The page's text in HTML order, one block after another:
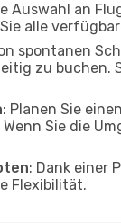
Auswahl an
alle
spontanen
zu buchen.
: Planen Sie
Wenn Sie die
: Dank einer
Flexibilität.